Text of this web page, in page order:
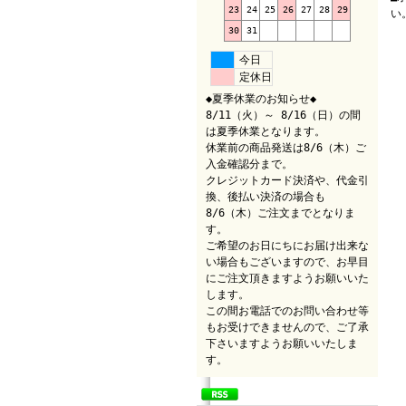
23 24 25 26 27 28 29
30 31
今日
定休日
◆夏季休業のお知らせ◆
8/11（火）～ 8/16（日）の間
は夏季休業となります。
休業前の商品発送は8/6（木）ご
入金確認分まで。
クレジットカード決済や、代金引
換、後払い決済の場合も
8/6（木）ご注文までとなりま
す。
ご希望のお日にちにお届け出来な
い場合もございますので、お早目
にご注文頂きますようお願いいた
します。
この間お電話でのお問い合わせ等
もお受けできませんので、ご了承
下さいますようお願いいたしま
す。
い